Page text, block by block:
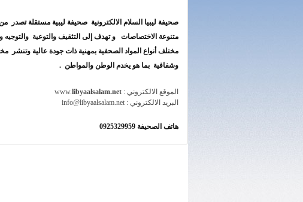
صحيفة ليبيا السلام الالكترونية صحيفة ليبية مستقلة تصدر من
متنوعة الاختصاصات و تهدف إلى التثقيف والتوعية
مختلف أنواع المواد الصحفية بمهنية ذات جودة عالية وتنشر
وشفافية بما هو يخدم الوطن والمواطن .
الموقع الالكتروني : www. libyaalsalam.net
البريد الالكتروني : info@libyaalsalam.net
هاتف الصحيفة 0925329959